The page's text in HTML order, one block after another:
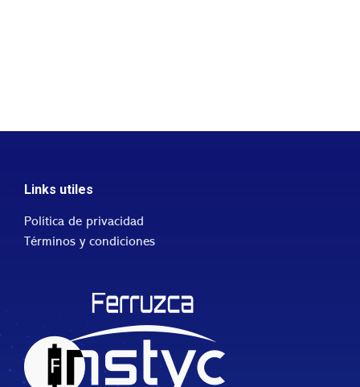
Links utiles
Política de privacidad
Términos y condiciones